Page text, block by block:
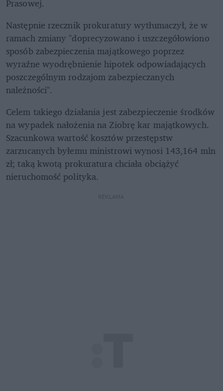
Następnie rzecznik prokuratury wytłumaczył, że w
ramach zmiany "doprecyzowano i uszczegółowiono
sposób zabezpieczenia majątkowego poprzez
wyraźne wyodrębnienie hipotek odpowiadających
poszczególnym rodzajom zabezpieczanych
należności".
Celem takiego działania jest zabezpieczenie środków
na wypadek nałożenia na Ziobrę kar majątkowych.
Szacunkowa wartość kosztów przestępstw
zarzucanych byłemu ministrowi wynosi 143,164 mln
zł; taką kwotą prokuratura chciała obciążyć
nieruchomość polityka.
REKLAMA